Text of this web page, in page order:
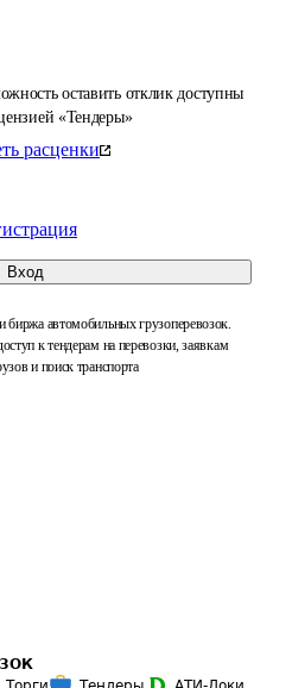
оставить отклик доступны
«Тендеры»
расценки
Вход
автомобильных грузоперевозок.
к тендерам на перевозки, заявкам
и поиск транспорта